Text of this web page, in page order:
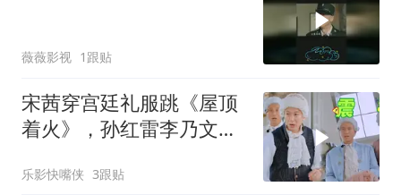
薇薇影视 1跟贴
宋茜穿宫廷礼服跳《屋顶
着火》，孙红雷李乃文当
情包全网疯传！
乐影快嘴侠 3跟贴